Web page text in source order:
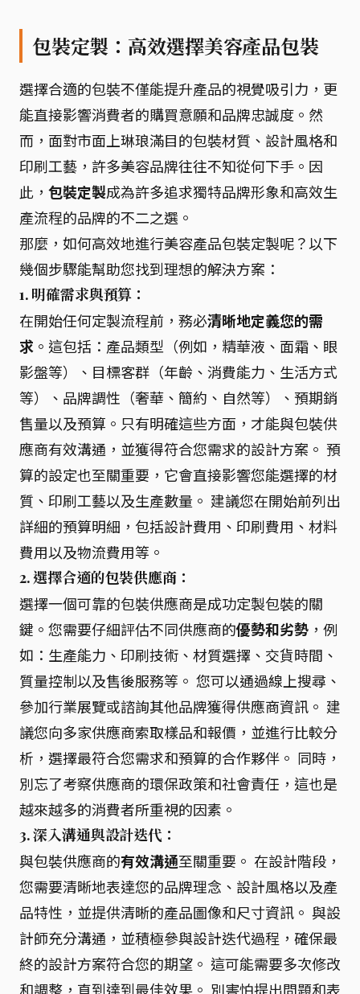
包裝定製：高效選擇美容產品包裝
選擇合適的包裝不僅能提升產品的視覺吸引力，更
能直接影響消費者的購買意願和品牌忠誠度。然
而，面對市面上琳琅滿目的包裝材質、設計風格和
印刷工藝，許多美容品牌往往不知從何下手。因
此， 包裝定製成為許多追求獨特品牌形象和高效生
產流程的品牌的不二之選。
那麼，如何高效地進行美容產品包裝定製呢？以下
幾個步驟能幫助您找到理想的解決方案：
1. 明確需求與預算：
在開始任何定製流程前，務必清晰地定義您的需
求 。這包括：產品類型（例如，精華液、面霜、眼
影盤等）、目標客群（年齡、消費能力、生活方式
等）、品牌調性（奢華、簡約、自然等）、預期銷
售量以及預算。只有明確這些方面，才能與包裝供
應商有效溝通，並獲得符合您需求的設計方案。 預
算的設定也至關重要，它會直接影響您能選擇的材
質、印刷工藝以及生產數量。 建議您在開始前列出
詳細的預算明細，包括設計費用、印刷費用、材料
費用以及物流費用等。
2. 選擇合適的包裝供應商：
選擇一個可靠的包裝供應商是成功定製包裝的關
鍵。您需要仔細評估不同供應商的優勢和劣勢 ，例
如：生產能力、印刷技術、材質選擇、交貨時間、
質量控制以及售後服務等。 您可以通過線上搜尋、
參加行業展覽或諮詢其他品牌獲得供應商資訊。 建
議您向多家供應商索取樣品和報價，並進行比較分
析，選擇最符合您需求和預算的合作夥伴。 同時，
別忘了考察供應商的環保政策和社會責任，這也是
越來越多的消費者所重視的因素。
3. 深入溝通與設計迭代：
與包裝供應商的有效溝通至關重要。 在設計階段，
您需要清晰地表達您的品牌理念、設計風格以及產
品特性，並提供清晰的產品圖像和尺寸資訊。 與設
計師充分溝通，並積極參與設計迭代過程，確保最
終的設計方案符合您的期望。 這可能需要多次修改
和調整，直到達到最佳效果。 別害怕提出問題和表